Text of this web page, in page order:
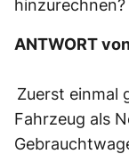
hinzurechnen?
ANTWORT
Zuerst einmal
Fahrzeug als